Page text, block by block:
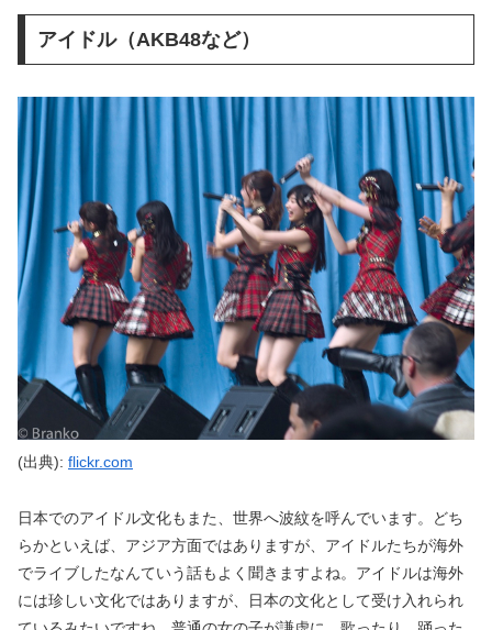
アイドル（AKB48など）
(出典): flickr.com
日本でのアイドル文化もまた、世界へ波紋を呼んでいます。どち
らかといえば、アジア方面ではありますが、アイドルたちが海外
でライブしたなんていう話もよく聞きますよね。アイドルは海外
には珍しい文化ではありますが、日本の文化として受け入れられ